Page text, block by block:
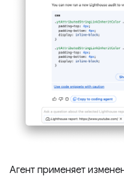
Агент применяет